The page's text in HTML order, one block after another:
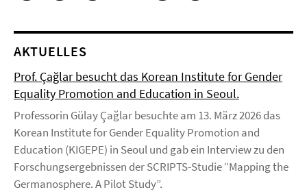
AKTUELLES
Prof. Çağlar besucht das Korean Institute for Gender
Equality Promotion and Education in Seoul.
Professorin Gülay Çağlar besuchte am 13. März 2026 das
Korean Institute for Gender Equality Promotion and
Education (KIGEPE) in Seoul und gab ein Interview zu den
Forschungsergebnissen der SCRIPTS-Studie “Mapping the
Germanosphere. A Pilot Study”.